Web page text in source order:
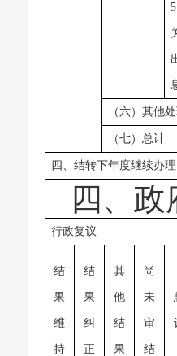
（六）其他
（七）总计
四、结转下年度继续办理
四、
行政复议
结
果
维
持
结
果
纠
正
其
他
结
果
尚
未
审
结